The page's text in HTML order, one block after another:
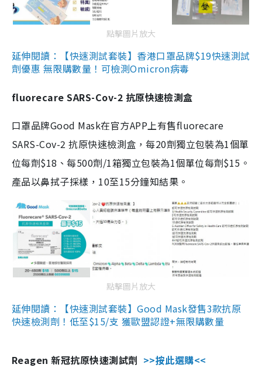
點擊圖片放大
延伸閱讀：【快速測試套裝】香港口罩品牌$19快速測試
劑優惠 無限購數量！可檢測Omicron病毒
fluorecare SARS-Cov-2 抗原快速檢測盒
口罩品牌Good Mask在官方APP上有售fluorecare
SARS-Cov-2 抗原快速檢測盒，每20劑獨立包裝為1個單
位每劑$18、每500劑/1箱獨立包裝為1個單位每劑$15。
產品以鼻拭子採樣，10至15分鐘知結果。
點擊圖片放大
延伸閱讀：【快速測試套裝】Good Mask發售3款抗原
快速檢測劑！低至$15/支 獲歐盟認證+無限購數量
Reagen 新冠抗原快速測試劑 >>按此選購<<